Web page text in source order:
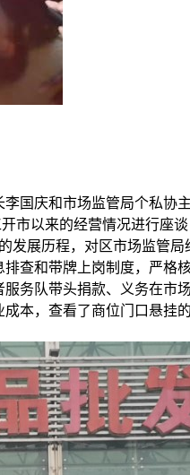
国庆和市场监管局个私协
市以来的经营情况进行座
发展历程，对区市场监管
查和带牌上岗制度，严格
务队带头捐款、义务在市
本，查看了商位门口悬挂